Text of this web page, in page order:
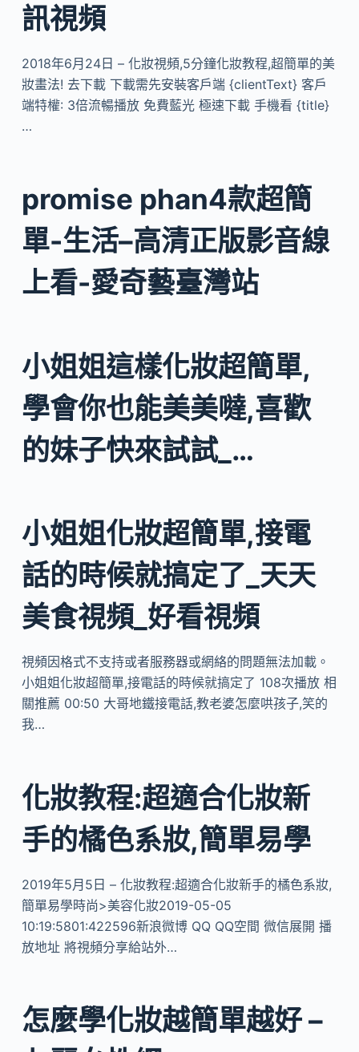
訊視頻
2018年6月24日 – 化妝視頻,5分鐘化妝教程,超簡單的美
妝畫法! 去下載 下載需先安裝客戶端 {clientText} 客戶
端特權: 3倍流暢播放 免費藍光 極速下載 手機看 {title}
…
promise phan4款超簡
單-生活–高清正版影音線
上看-愛奇藝臺灣站
小姐姐這樣化妝超簡單,
學會你也能美美噠,喜歡
的妹子快來試試_…
小姐姐化妝超簡單,接電
話的時候就搞定了_天天
美食視頻_好看視頻
視頻因格式不支持或者服務器或網絡的問題無法加載。
小姐姐化妝超簡單,接電話的時候就搞定了 108次播放 相
關推薦 00:50 大哥地鐵接電話,教老婆怎麼哄孩子,笑的
我…
化妝教程:超適合化妝新
手的橘色系妝,簡單易學
2019年5月5日 – 化妝教程:超適合化妝新手的橘色系妝,
簡單易學時尚>美容化妝2019-05-05
10:19:5801:422596新浪微博 QQ QQ空間 微信展開 播
放地址 將視頻分享給站外…
怎麼學化妝越簡單越好 –